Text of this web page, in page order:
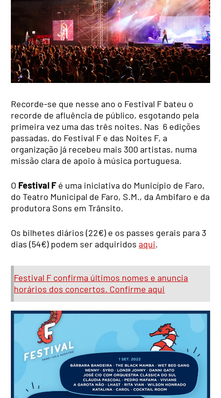
Recorde-se que nesse ano o Festival F bateu o
recorde de afluência de público, esgotando pela
primeira vez uma das três noites. Nas 6 edições
passadas, do Festival F e das Noites F, a
organização já recebeu mais 300 artistas, numa
missão clara de apoio à música portuguesa.
O Festival F é uma iniciativa do Município de Faro,
do Teatro Municipal de Faro, S.M., da Ambifaro e da
produtora Sons em Trânsito.
Os bilhetes diários (22€) e os passes gerais para 3
dias (54€) podem ser adquiridosaqui.
Festival F confirma últimos nomes e anuncia
horários dos concertos. Confirme aqui